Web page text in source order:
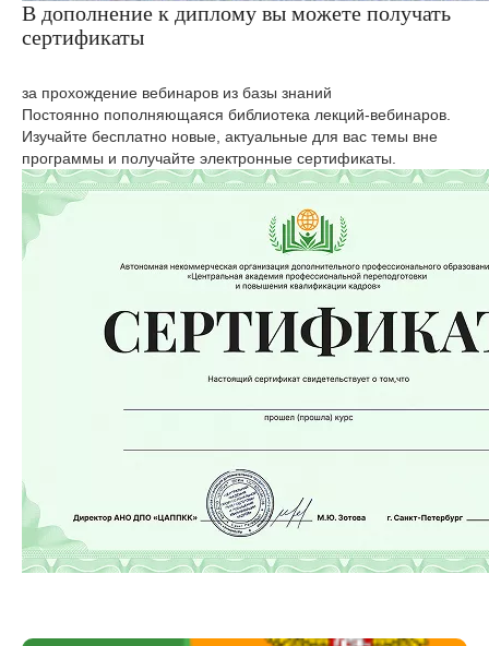
В дополнение к диплому вы можете получать
сертификаты
за прохождение вебинаров из базы знаний
Постоянно пополняющаяся библиотека лекций-вебинаров.
Изучайте бесплатно новые, актуальные для вас темы вне
программы и получайте электронные сертификаты.